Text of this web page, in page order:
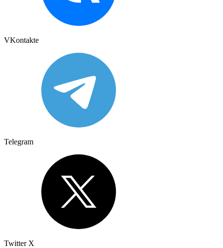
VKontakte
Telegram
Twitter X